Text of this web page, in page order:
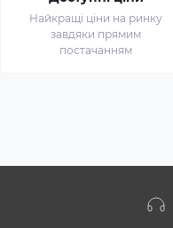
Найкращі ціни на ринку
завдяки прямим
постачанням